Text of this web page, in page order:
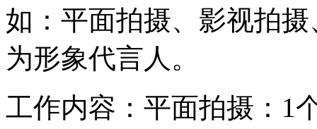
如：平面拍摄、影视拍
为形象代言人。
工作内容：平面拍摄：1